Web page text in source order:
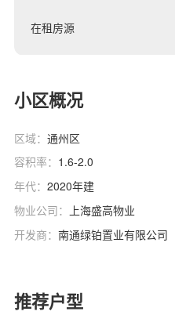
在租房源
小区概况
区域： 通州区
容积率： 1.6-2.0
年代： 2020年建
物业公司：
上海盛高物业
开发商： 南通绿铂置业有限公司
推荐户型